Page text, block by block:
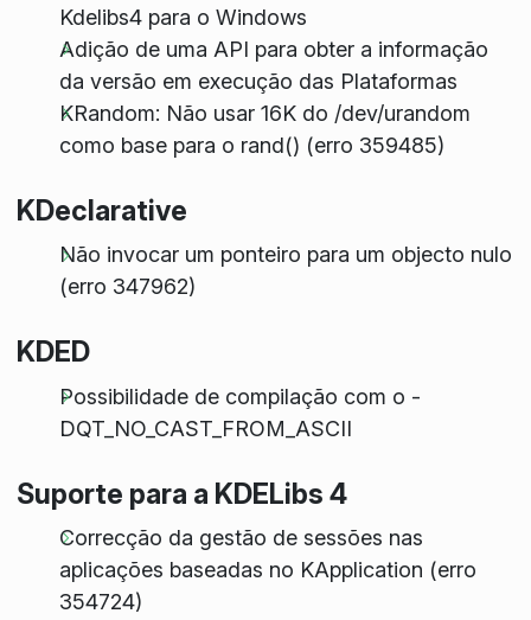
Kdelibs4 para o Windows
Adição de uma API para obter a informação
da versão em execução das Plataformas
KRandom: Não usar 16K do /dev/urandom
como base para o rand() (erro 359485)
KDeclarative
Não invocar um ponteiro para um objecto nulo
(erro 347962)
KDED
Possibilidade de compilação com o -
DQT_NO_CAST_FROM_ASCII
Suporte para a KDELibs 4
Correcção da gestão de sessões nas
aplicações baseadas no KApplication (erro
354724)